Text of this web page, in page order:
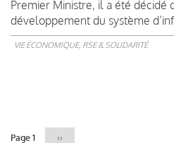
Premier Ministre, il a été décidé
développement du système
VIE ÉCONOMIQUE, RSE & SOLIDARITÉ
Page 1
Page
››